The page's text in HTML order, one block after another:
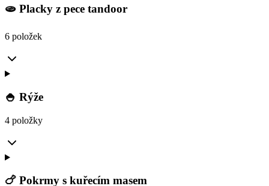
🫓 Placky z pece tandoor
6 položek
🍚 Rýže
4 položky
🍗 Pokrmy s kuřecím masem